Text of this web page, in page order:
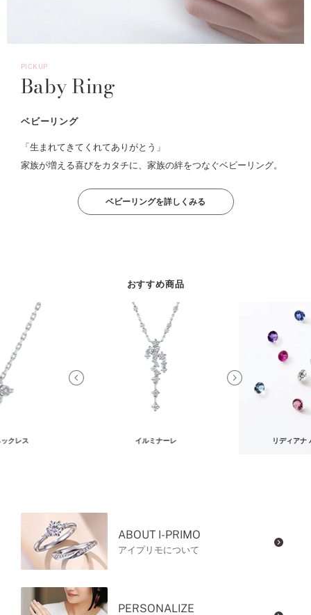
PICKUP
Baby Ring
ベビーリング
「生まれてきてくれてありがとう」
家族が増える喜びをカタチに、家族の絆をつなぐベビーリング。
ベビーリングを詳しくみる
おすすめ商品
クレス イルミナーレ リディアナ
ABOUT I-PRIMO
アイプリモについて
PERSONALIZE